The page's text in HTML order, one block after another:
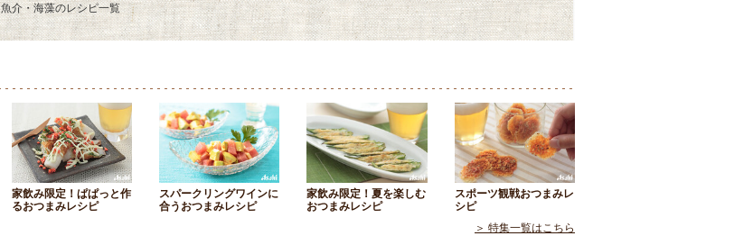
魚介・海藻のレシピ一覧
家飲み限定！ぱぱっと作
るおつまみレシピ
スパークリングワインに
合うおつまみレシピ
家飲み限定！夏を楽しむ
おつまみレシピ
スポーツ観戦おつまみレ
シピ
＞ 特集一覧はこちら